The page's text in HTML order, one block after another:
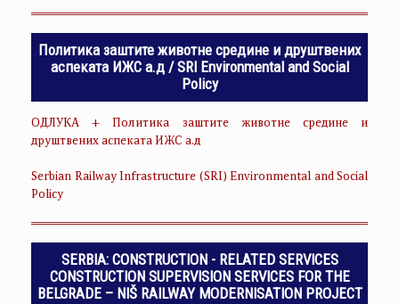
Политика заштите животне средине и друштвених
аспеката ИЖС а.д / SRI Environmental and Social
Policy
ОДЛУКА + Политика заштите животне средине и
друштвених аспеката ИЖС а.д
Serbian Railway Infrastructure (SRI) Environmental and Social
Policy
SERBIA: CONSTRUCTION - RELATED SERVICES
CONSTRUCTION SUPERVISION SERVICES FOR THE
BELGRADE – NIŠ RAILWAY MODERNISATION PROJECT